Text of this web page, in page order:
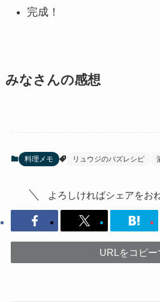
完成！
みなさんの感想
料理メモ リュウジのバズレシピ
よろしければシェアをお
URLをコピー